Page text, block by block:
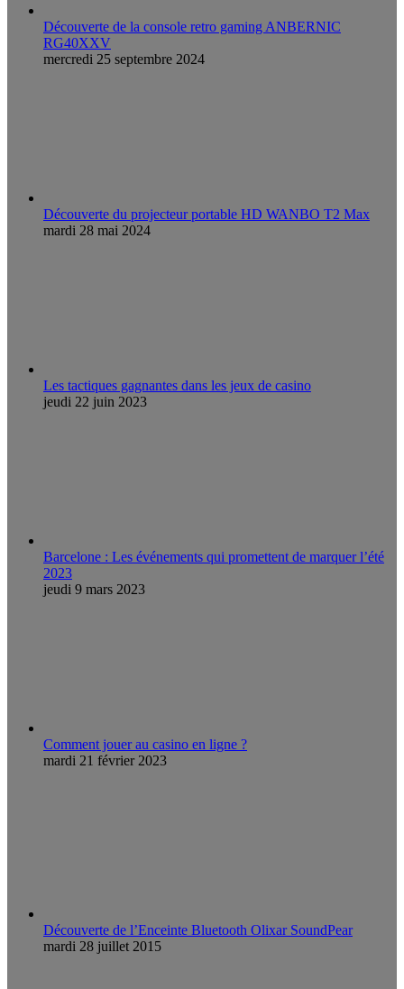
Découverte de la console retro gaming ANBERNIC
RG40XXV
mercredi 25 septembre 2024
Découverte du projecteur portable HD WANBO T2 Max
mardi 28 mai 2024
Les tactiques gagnantes dans les jeux de casino
jeudi 22 juin 2023
Barcelone : Les événements qui promettent de marquer l’été
2023
jeudi 9 mars 2023
Comment jouer au casino en ligne ?
mardi 21 février 2023
Découverte de l’Enceinte Bluetooth Olixar SoundPear
mardi 28 juillet 2015